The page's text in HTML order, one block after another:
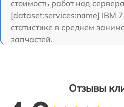
стоимость работ над
[dataset:services:name] IBM
статистике в среднем
запчастей.
Отзывы